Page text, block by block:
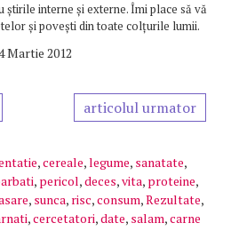
știrile interne și externe. Îmi place să vă
și povești din toate colțurile lumii.
Martie 2012
articolul urmator
,cereale,legume, sanatate,
, pericol,deces,vita, proteine,
, sunca, risc,consum,Rezultate,
,cercetatori,date, salam,carne